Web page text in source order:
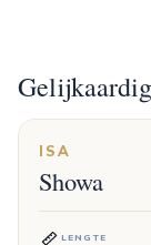
ISA
Showa
LENGTE